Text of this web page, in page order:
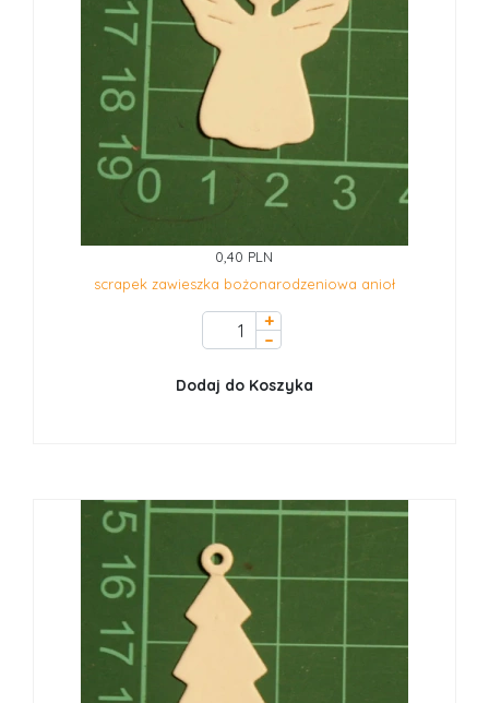
0,40 PLN
scrapek zawieszka bożonarodzeniowa anioł
+
–
Dodaj do Koszyka